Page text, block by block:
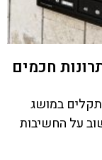
חכמים
במושג
על החשיבות